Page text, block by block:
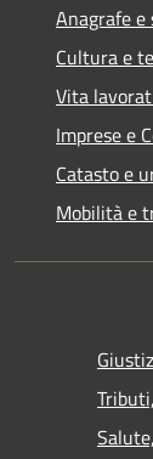
Anagrafe
Cultura e
Vita
Imprese e
Catasto e
Mobilità e